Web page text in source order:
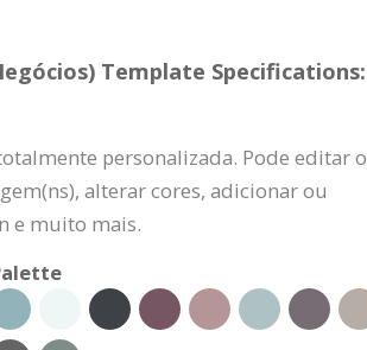
Template Specifications:
personalizada. Pode editar o
alterar cores, adicionar ou
e muito mais.